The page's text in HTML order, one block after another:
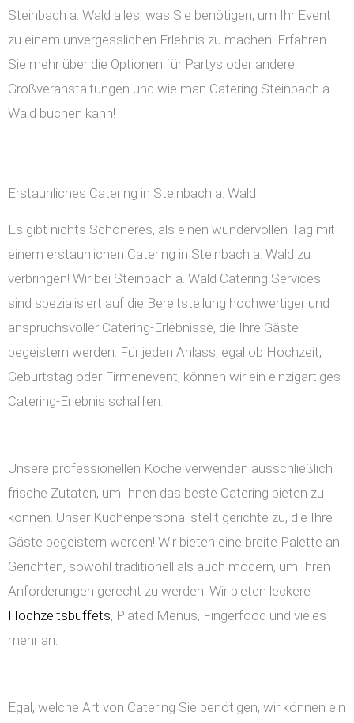
Steinbach a. Wald alles, was Sie benötigen, um Ihr Event
zu einem unvergesslichen Erlebnis zu machen! Erfahren
Sie mehr über die Optionen für Partys oder andere
Großveranstaltungen und wie man Catering Steinbach a.
Wald buchen kann!
Erstaunliches Catering in Steinbach a. Wald
Es gibt nichts Schöneres, als einen wundervollen Tag mit
einem erstaunlichen Catering in Steinbach a. Wald zu
verbringen! Wir bei Steinbach a. Wald Catering Services
sind spezialisiert auf die Bereitstellung hochwertiger und
anspruchsvoller Catering-Erlebnisse, die Ihre Gäste
begeistern werden. Für jeden Anlass, egal ob Hochzeit,
Geburtstag oder Firmenevent, können wir ein einzigartiges
Catering-Erlebnis schaffen.
Unsere professionellen Köche verwenden ausschließlich
frische Zutaten, um Ihnen das beste Catering bieten zu
können. Unser Küchenpersonal stellt gerichte zu, die Ihre
Gäste begeistern werden! Wir bieten eine breite Palette an
Gerichten, sowohl traditionell als auch modern, um Ihren
Anforderungen gerecht zu werden. Wir bieten leckere
Hochzeitsbuffets, Plated Menüs, Fingerfood und vieles
mehr an.
Egal, welche Art von Catering Sie benötigen, wir können ein